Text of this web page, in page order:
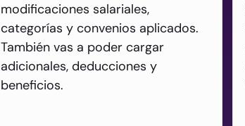
modificaciones salariales,
categorías y convenios aplicados.
También vas a poder cargar
adicionales, deducciones y
beneficios.